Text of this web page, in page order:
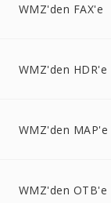
WMZ'den FAX'e
WMZ'den HDR'e
WMZ'den MAP'e
WMZ'den OTB'e